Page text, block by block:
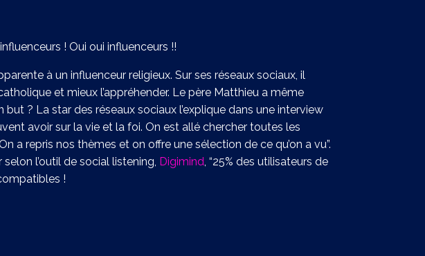
! Oui oui influenceurs !!
à un influenceur religieux. Sur ses réseaux sociaux, il
et mieux l’appréhender. Le père Matthieu a même
but ? La star des réseaux sociaux l’explique dans une interview
avoir sur la vie et la foi. On est allé chercher toutes les
a repris nos thèmes et on offre une sélection de ce qu’on a vu”.
l’outil de social listening, Digimind , “25% des utilisateurs de
!